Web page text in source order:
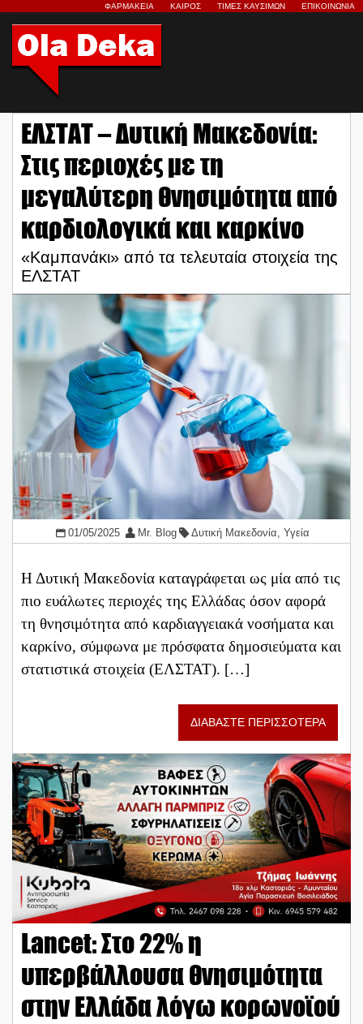
ΦΑΡΜΑΚΕΙΑ ΚΑΙΡΟΣ ΤΙΜΕΣ ΚΑΥΣΙΜΩΝ ΕΠΙΚΟΙΝΩΝΙΑ
ΕΛΣΤΑΤ – Δυτική Μακεδονία:
Στις περιοχές με τη
μεγαλύτερη θνησιμότητα από
καρδιολογικά και καρκίνο
«Καμπανάκι» από τα τελευταία στοιχεία της
ΕΛΣΤΑΤ
01/05/2025 Mr. Blog Δυτική Μακεδονία Υγεία
Η Δυτική Μακεδονία καταγράφεται ως μία από τις
πιο ευάλωτες περιοχές της Ελλάδας όσον αφορά
τη θνησιμότητα από καρδιαγγειακά νοσήματα και
καρκίνο, σύμφωνα με πρόσφατα δημοσιεύματα και
στατιστικά στοιχεία (ΕΛΣΤΑΤ). […]
ΔΙΑΒΑΣΤΕ ΠΕΡΙΣΣΟΤΕΡΑ
Lancet: Στο 22% η
υπερβάλλουσα θνησιμότητα
στην Ελλάδα λόγω κορωνοϊού